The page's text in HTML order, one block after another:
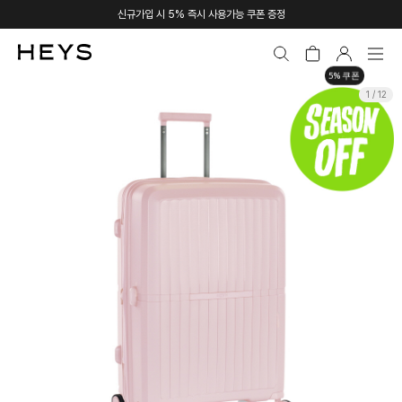
신규가입 시 5% 즉시 사용가능 쿠폰 증정
5% 쿠폰
1 / 12